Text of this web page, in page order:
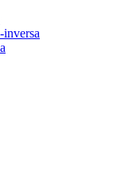
inversa